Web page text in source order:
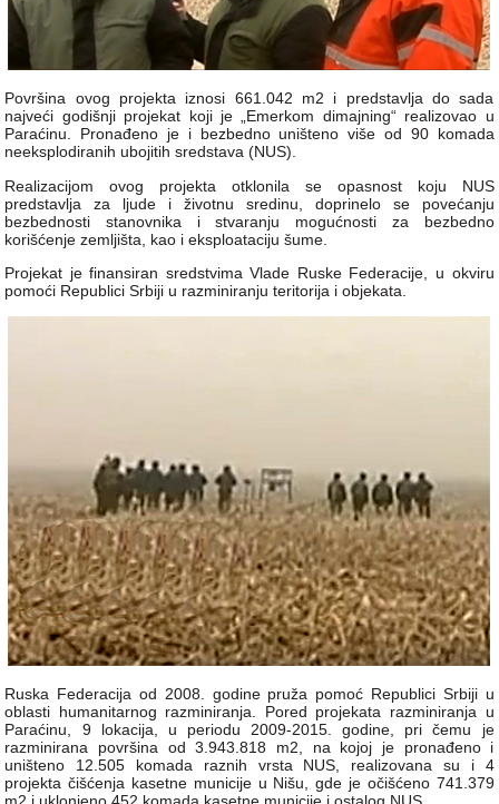
Površina ovog projekta iznosi 661.042 m2 i predstavlјa do sada
najveći godišnji projekat koji je „Emerkom dimajning“ realizovao u
Paraćinu. Pronađeno je i bezbedno uništeno više od 90 komada
neeksplodiranih ubojitih sredstava (NUS).
Realizacijom ovog projekta otklonila se opasnost koju NUS
predstavlјa za lјude i životnu sredinu, doprinelo se povećanju
bezbednosti stanovnika i stvaranju mogućnosti za bezbedno
korišćenje zemlјišta, kao i eksploataciju šume.
Projekat je finansiran sredstvima Vlade Ruske Federacije, u okviru
pomoći Republici Srbiji u razminiranju teritorija i objekata.
Ruska Federacija od 2008. godine pruža pomoć Republici Srbiji u
oblasti humanitarnog razminiranja. Pored projekata razminiranja u
Paraćinu, 9 lokacija, u periodu 2009-2015. godine, pri čemu je
razminirana površina od 3.943.818 m2, na kojoj je pronađeno i
uništeno 12.505 komada raznih vrsta NUS, realizovana su i 4
projekta čišćenja kasetne municije u Nišu, gde je očišćeno 741.379